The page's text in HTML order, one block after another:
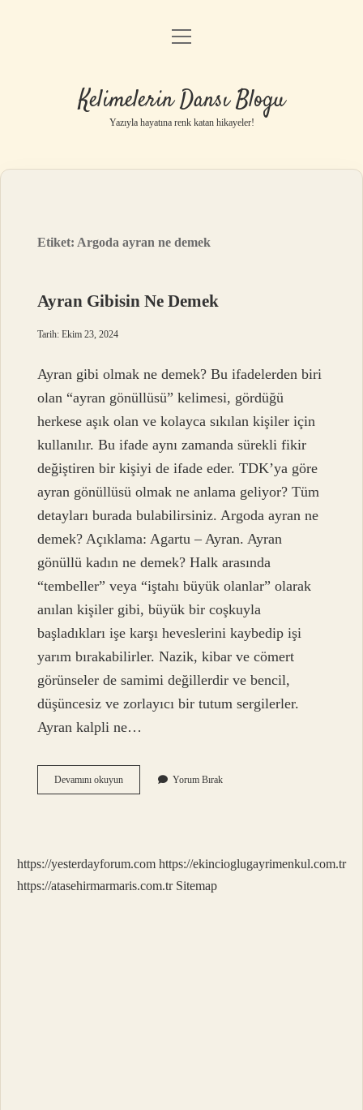
Anasayfa
Yasal Uyarı
menüyü
Kelimelerin Dansı Blogu
Yazıyla hayatına renk katan hikayeler!
Etiket: Argoda ayran ne demek
Ayran Gibisin Ne Demek
Tarih: Ekim 23, 2024
Ayran gibi olmak ne demek? Bu ifadelerden biri
olan “ayran gönüllüsü” kelimesi, gördüğü
herkese aşık olan ve kolayca sıkılan kişiler için
kullanılır. Bu ifade aynı zamanda sürekli fikir
değiştiren bir kişiyi de ifade eder. TDK’ya göre
ayran gönüllüsü olmak ne anlama geliyor? Tüm
detayları burada bulabilirsiniz. Argoda ayran ne
demek? Açıklama: Agartu – Ayran. Ayran
gönüllü kadın ne demek? Halk arasında
“tembeller” veya “iştahı büyük olanlar” olarak
anılan kişiler gibi, büyük bir coşkuyla
başladıkları işe karşı heveslerini kaybedip işi
yarım bırakabilirler. Nazik, kibar ve cömert
görünseler de samimi değillerdir ve bencil,
düşüncesiz ve zorlayıcı bir tutum sergilerler.
Ayran kalpli ne…
Devamını okuyunAyran
Gibisin
Yorum Bırak
https://yesterdayforum.com https://ekincioglugayrimenkul.com.tr
https://atasehirmarmaris.com.tr Sitemap